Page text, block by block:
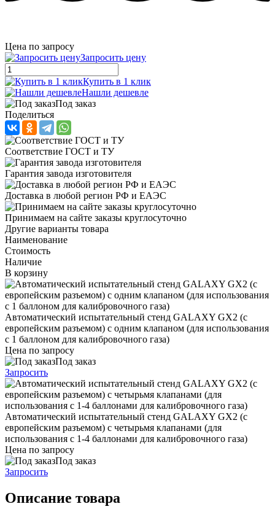
Цена по запросу
Запросить цену
Купить в 1 клик
Нашли дешевле
Под заказ
Поделиться
Соответствие ГОСТ и ТУ
Гарантия завода изготовителя
Доставка в любой регион РФ и ЕАЭС
Принимаем на сайте заказы круглосуточно
Другие варианты товара
Наименование
Стоимость
Наличие
В корзину
Автоматический испытательный стенд GALAXY GX2 (с
европейским разъемом) с одним клапаном (для использования
с 1 баллоном для калибровочного газа)
Цена по запросу
Под заказ
Запросить
Автоматический испытательный стенд GALAXY GX2 (с
европейским разъемом) с четырьмя клапанами (для
использования с 1-4 баллонами для калибровочного газа)
Цена по запросу
Под заказ
Запросить
Описание товара